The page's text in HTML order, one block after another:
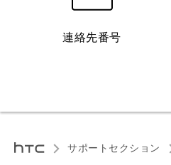
連絡先番号
サポートセクション